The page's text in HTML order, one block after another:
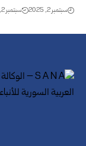
سبتمبر 2, 2025 سبتمبر 2, 2025